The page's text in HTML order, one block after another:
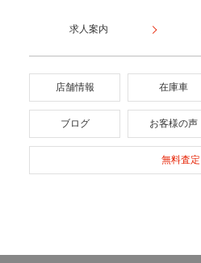
求人案内
店舗情報 在庫車
ブログ お客様の声
無料査定